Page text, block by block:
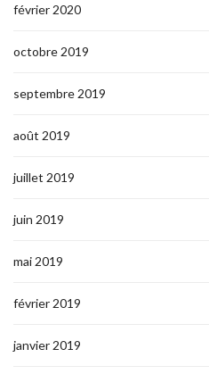
février 2020
octobre 2019
septembre 2019
août 2019
juillet 2019
juin 2019
mai 2019
février 2019
janvier 2019